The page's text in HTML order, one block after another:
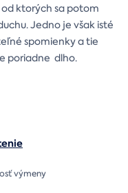
od ktorých sa potom
Jedno je však isté
spomienky a tie
poriadne dlho.
výmeny